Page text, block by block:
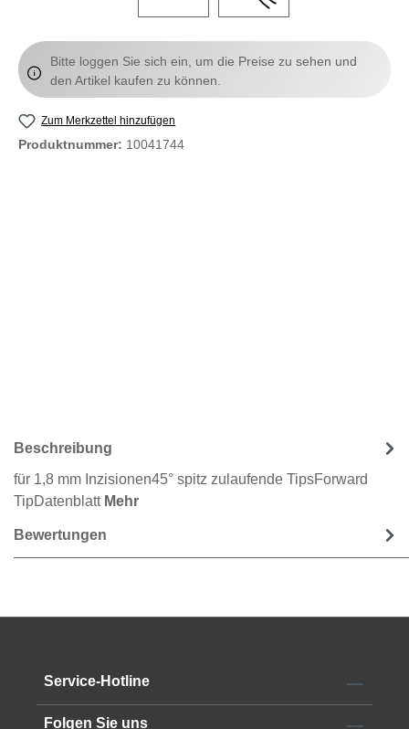
Bitte loggen Sie sich ein, um die Preise zu sehen und
den Artikel kaufen zu können.
Zum Merkzettel hinzufügen
Produktnummer: 10041744
Beschreibung
für 1,8 mm Inzisionen45° spitz zulaufende TipsForward
TipDatenblatt Mehr
Bewertungen
Service-Hotline
Folgen Sie uns